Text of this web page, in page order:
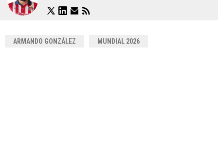
ARMANDO GONZÁLEZ MUNDIAL 2026